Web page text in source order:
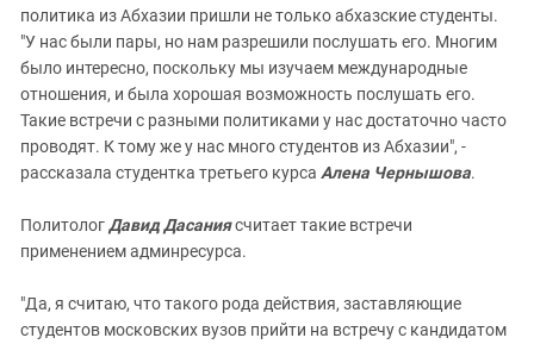
политика из Абхазии пришли не только абхазские студенты.
"У нас были пары, но нам разрешили послушать его. Многим
было интересно, поскольку мы изучаем международные
отношения, и была хорошая возможность послушать его.
Такие встречи с разными политиками у нас достаточно часто
проводят. К тому же у нас много студентов из Абхазии", -
рассказала студентка третьего курса Алена Чернышова.
ПолитологДавид Дасаниясчитает такие встречи
применением админресурса.
"Да, я считаю, что такого рода действия, заставляющие
студентов московских вузов прийти на встречу с кандидатом